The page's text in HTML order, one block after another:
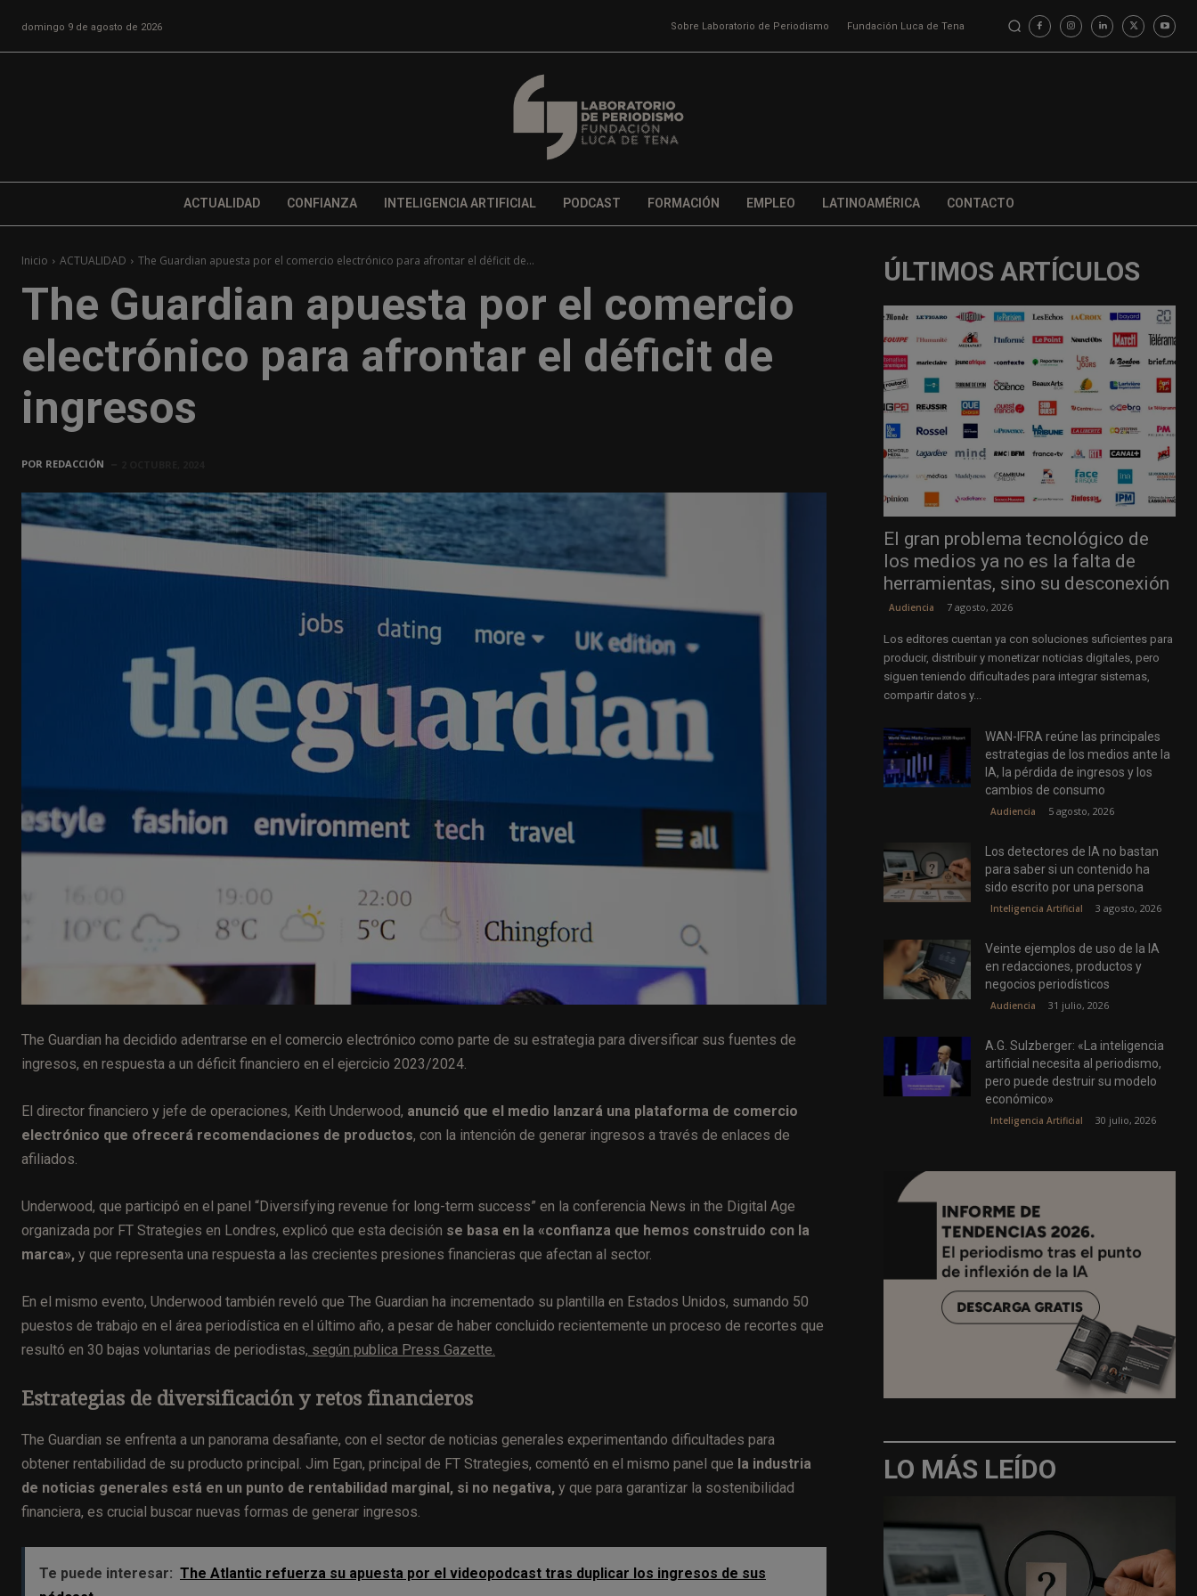
domingo 9 de agosto de 2026 Sobre Laboratorio de Periodismo Fundación Luca de Tena
ACTUALIDAD CONFIANZA INTELIGENCIA ARTIFICIAL PODCAST FORMACIÓN EMPLEO LATINOAMÉRICA CONTACTO
Inicio ACTUALIDAD The Guardian apuesta por el comercio electrónico para afrontar el déficit de...
The Guardian apuesta por el comercio
electrónico para afrontar el déficit de
ingresos
POR REDACCIÓN
The Guardian ha decidido adentrarse en el comercio electrónico como parte de su estrategia para diversificar sus fuentes de
ingresos, en respuesta a un déficit financiero en el ejercicio 2023/2024.
El director financiero y jefe de operaciones, Keith Underwood, anunció que el medio lanzará una plataforma de comercio
electrónico que ofrecerá recomendaciones de productos, con la intención de generar ingresos a través de enlaces de
afiliados.
Underwood, que participó en el panel “Diversifying revenue for long-term success” en la conferencia News in the Digital Age
organizada por FT Strategies en Londres, explicó que esta decisión se basa en la «confianza que hemos construido con la
marca», y que representa una respuesta a las crecientes presiones financieras que afectan al sector.
En el mismo evento, Underwood también reveló que The Guardian ha incrementado su plantilla en Estados Unidos, sumando 50
puestos de trabajo en el área periodística en el último año, a pesar de haber concluido recientemente un proceso de recortes que
resultó en 30 bajas voluntarias de periodistas, según publica Press Gazette.
Estrategias de diversificación y retos financieros
The Guardian se enfrenta a un panorama desafiante, con el sector de noticias generales experimentando dificultades para
obtener rentabilidad de su producto principal. Jim Egan, principal de FT Strategies, comentó en el mismo panel que la industria
de noticias generales está en un punto de rentabilidad marginal, si no negativa, y que para garantizar la sostenibilidad
financiera, es crucial buscar nuevas formas de generar ingresos.
Te puede interesar: The Atlantic refuerza su apuesta por el videopodcast tras duplicar los ingresos de sus
ÚLTIMOS ARTÍCULOS
El gran problema tecnológico de
los medios ya no es la falta de
herramientas, sino su desconexión
Audiencia 7 agosto, 2026
Los editores cuentan ya con soluciones suficientes para
producir, distribuir y monetizar noticias digitales, pero
siguen teniendo dificultades para integrar sistemas,
compartir datos y...
WAN-IFRA reúne las principales
estrategias de los medios ante la
IA, la pérdida de ingresos y los
cambios de consumo
Audiencia 5 agosto, 2026
Los detectores de IA no bastan
para saber si un contenido ha
sido escrito por una persona
Inteligencia Artificial 3 agosto, 2026
Veinte ejemplos de uso de la IA
en redacciones, productos y
negocios periodísticos
Audiencia 31 julio, 2026
A.G. Sulzberger: «La inteligencia
artificial necesita al periodismo,
pero puede destruir su modelo
económico»
Inteligencia Artificial 30 julio, 2026
LO MÁS LEÍDO